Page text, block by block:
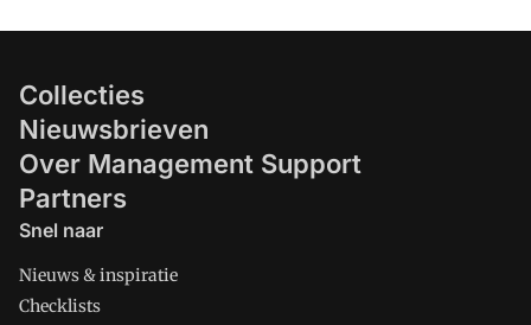
Collecties
Nieuwsbrieven
Over Management Support
Partners
Snel naar
Nieuws & inspiratie
Checklists